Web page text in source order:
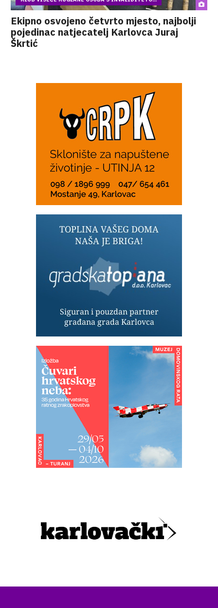
Ekipno osvojeno četvrto mjesto, najbolji
pojedinac natjecatelj Karlovca Juraj
Škrtić